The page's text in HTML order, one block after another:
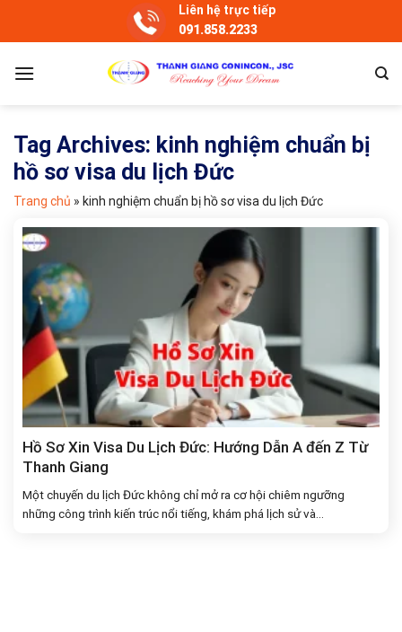
Liên hệ trực tiếp
091.858.2233
Tag Archives: kinh nghiệm chuẩn bị
hồ sơ visa du lịch Đức
Trang chủ » kinh nghiệm chuẩn bị hồ sơ visa du lịch Đức
Hồ Sơ Xin Visa Du Lịch Đức: Hướng Dẫn A đến Z Từ
Thanh Giang
Một chuyến du lịch Đức không chỉ mở ra cơ hội chiêm ngưỡng
những công trình kiến trúc nổi tiếng, khám phá lịch sử và...